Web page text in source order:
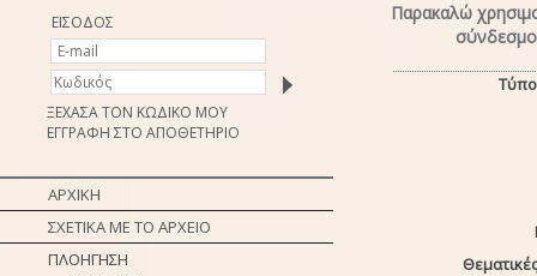
ΕΙΣΟΔΟΣ
ΞΕΧΑΣΑ ΤΟΝ ΚΩΔΙΚΟ ΜΟΥ
ΕΓΓΡΑΦΗ ΣΤΟ ΑΠΟΘΕΤΗΡΙΟ
ΑΡΧΙΚΗ
ΣΧΕΤΙΚΑ ΜΕ ΤΟ ΑΡΧΕΙΟ
ΠΛΟΗΓΗΣΗ
Παρακαλώ